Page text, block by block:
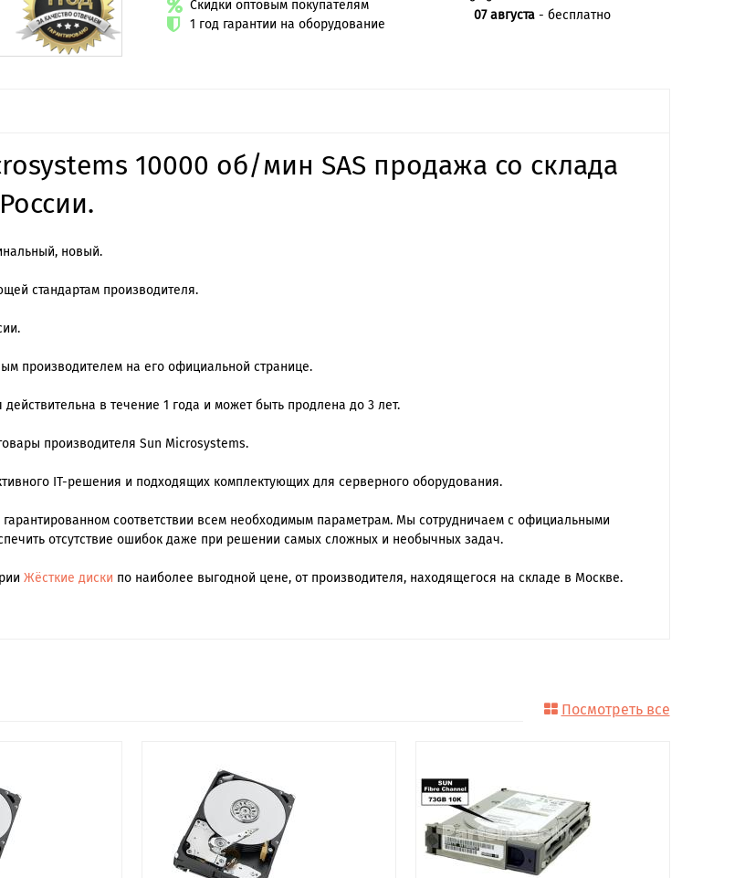
Скидки оптовым покупателям
1 год гарантии на оборудование
07 августа - бесплатно
10000 об/мин SAS продажа со склада
новый.
стандартам производителя.
производителем на его официальной странице.
в течение 1 года и может быть продлена до 3 лет.
производителя Sun Microsystems.
IT-решения и подходящих комплектующих для серверного оборудования.
соответствии всем необходимым параметрам. Мы сотрудничаем с официальными
отсутствие ошибок даже при решении самых сложных и необычных задач.
Жёсткие диски по наиболее выгодной цене, от производителя, находящегося на складе в Москве.
Посмотреть все